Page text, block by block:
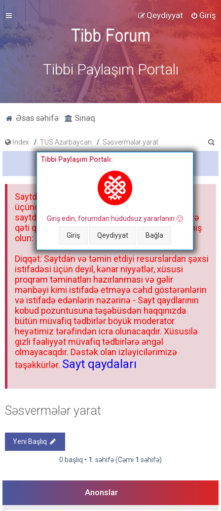
Giriş
Qeydiyyat
Tibbi Paylaşım Portalı
Əsas səhifə Sınaq
İndex TUS Azərbaycan Səsvermələr yarat
a
Bitdi
Tibbi Paylaşım Portalı:
Giriş edin, forumdan hüdudsuz yararlanın 🙂
Giriş Qeydiyyat Bağla
Saytdakı materiallar yalnız fərdi istifadəniz
üçündür. Materialları istisnasız heç bir qrupda,
saytda və sosial şəbəkədə paylaşmaq olmaz və
qəti qadağandır! Forum qaydaları ilə mütləq tanış
olun:
Diqqət: Saytdan və təmin etdiyi resurslardan şəxsi
istifadəsi üçün deyil, kənar niyyətlər, xüsusi
proqram təminatları hazırlanması və gəlir
mənbəyi kimi istifadə etməyə cəhd göstərənlərin
və istifadə edənlərin nəzərinə - Sayt qaydlarının
kobud pozuntusuna təşəbüsdən haqqınızda
bütün müvafiq tədbirlər böyük moderator
heyətimiz tərəfindən icra olunacaqdır. Xüsusilə
gizli fəaliyyət müvafiq tədbirlərə əngəl
olmayacaqdır. Dəstək olan izləyicilərimizə
təşəkkürlər. Sayt qaydaları
Səsvermələr yarat
Yeni Başlıq
0 başlıq • 1 . səhifə (Cəmi 1 səhifə)
Anonslar